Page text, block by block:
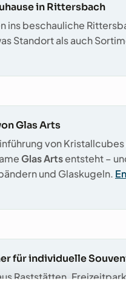
in Rittersbach
ins beschauliche
Standort als auch
Glas Arts
von
Glas Artsentsteht –
und Glaskugeln.
für individuelle
Raststätten,